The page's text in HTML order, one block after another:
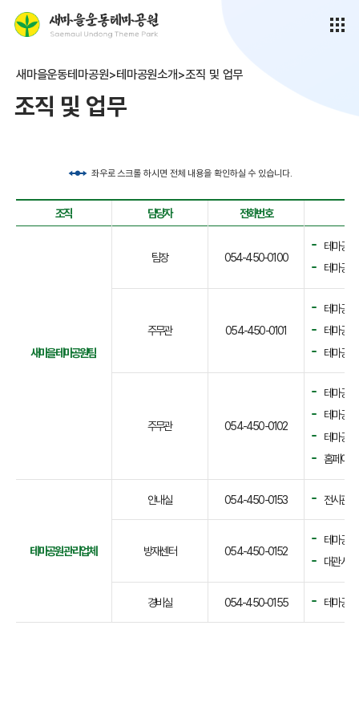
새마을운동테마공원>테마공원소개>조직 및 업무
조직 및 업무
좌우로 스크롤 하시면 전체 내용을 확인하실 수 있습니다.
조직 담당자 전화번호
새마을테마공원팀
팀장 054-450-0100
테마공
테마공
주무관 054-450-0101
테마공
테마공
테마공
주무관 054-450-0102
테마공
테마공
테마공
홈페이지
테마공원 관리업체
안내실 054-450-0153 전시관
방재센터 054-450-0152
테마공
대관시
경비실 054-450-0155 테마공